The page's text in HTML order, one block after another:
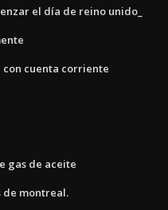
el día de reino unido_
cuenta corriente
gas de aceite
de montreal.